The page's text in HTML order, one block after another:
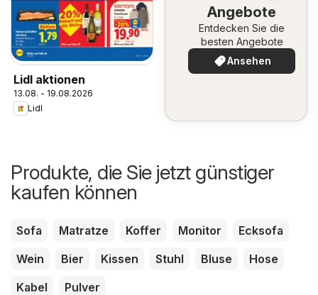
Lidl aktionen
13.08. - 19.08.2026
Lidl
Angebote
Entdecken Sie die
besten Angebote
Ansehen
Produkte, die Sie jetzt günstiger
kaufen können
Sofa Matratze Koffer Monitor
Ecksofa
Wein
Bier Kissen Stuhl Bluse
Hose
Kabel
Pulver